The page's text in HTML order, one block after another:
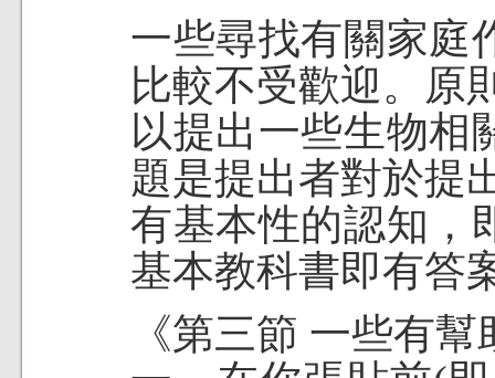
一些尋找有關家庭
比較不受歡迎。原
以提出一些生物相
題是提出者對於提
有基本性的認知，
基本教科書即有答
《第三節 一些有